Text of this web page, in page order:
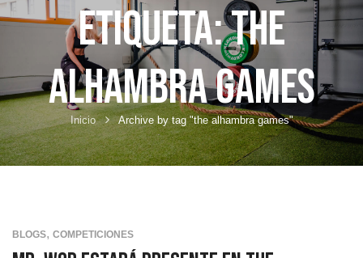
Etiqueta:The
Alhambra Games
Inicio Archive by tag "the alhambra games"
BLOGS, COMPETICIONES